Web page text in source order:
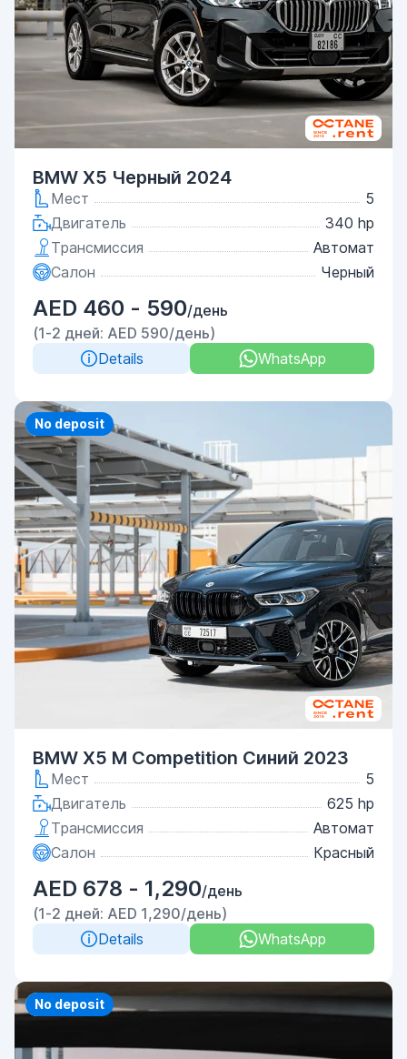
BMW X5 Черный 2024
Мест
5
Двигатель
340 hp
Трансмиссия
Автомат
Салон
Черный
AED 460 - 590/день
(1-2 дней: AED 590/день)
Details
WhatsApp
Priority
No deposit
BMW X5 M Competition Синий 2023
Мест
5
Двигатель
625 hp
Трансмиссия
Автомат
Салон
Красный
AED 678 - 1,290/день
(1-2 дней: AED 1,290/день)
Details
WhatsApp
Priority
No deposit